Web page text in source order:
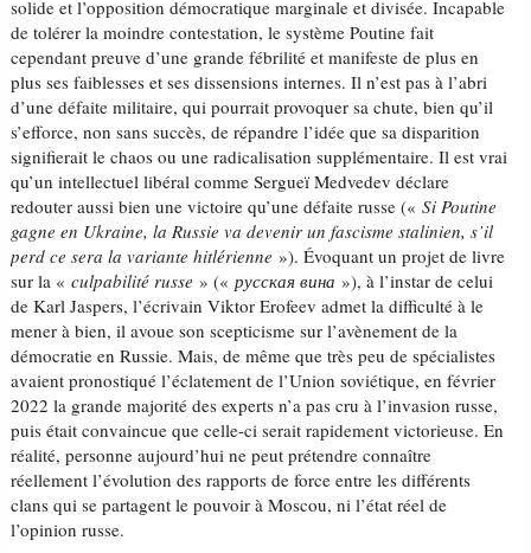
solide et l’opposition démocratique marginale et divisée. Incapable
de tolérer la moindre contestation, le système Poutine fait
cependant preuve d’une grande fébrilité et manifeste de plus en
plus ses faiblesses et ses dissensions internes. Il n’est pas à l’abri
d’une défaite militaire, qui pourrait provoquer sa chute, bien qu’il
s’efforce, non sans succès, de répandre l’idée que sa disparition
signifierait le chaos ou une radicalisation supplémentaire. Il est vrai
qu’un intellectuel libéral comme Sergueï Medvedev déclare
redouter aussi bien une victoire qu’une défaite russe («Si Poutine
gagne en Ukraine, la Russie va devenir un fascisme stalinien, s’il
perd ce sera la variante hitlérienne »). Évoquant un projet de livre
sur la «culpabilité russe » («русская вина»), à l’instar de celui
de Karl Jaspers, l’écrivain Viktor Erofeev admet la difficulté à le
mener à bien, il avoue son scepticisme sur l’avènement de la
démocratie en Russie. Mais, de même que très peu de spécialistes
avaient pronostiqué l’éclatement de l’Union soviétique, en février
2022 la grande majorité des experts n’a pas cru à l’invasion russe,
puis était convaincue que celle-ci serait rapidement victorieuse. En
réalité, personne aujourd’hui ne peut prétendre connaître
réellement l’évolution des rapports de force entre les différents
clans qui se partagent le pouvoir à Moscou, ni l’état réel de
l’opinion russe.